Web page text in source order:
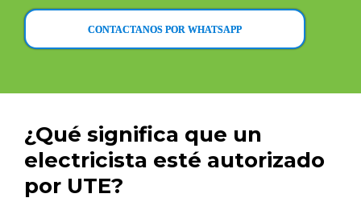
CONTACTANOS POR WHATSAPP
¿Qué significa que un
electricista esté autorizado
por UTE?